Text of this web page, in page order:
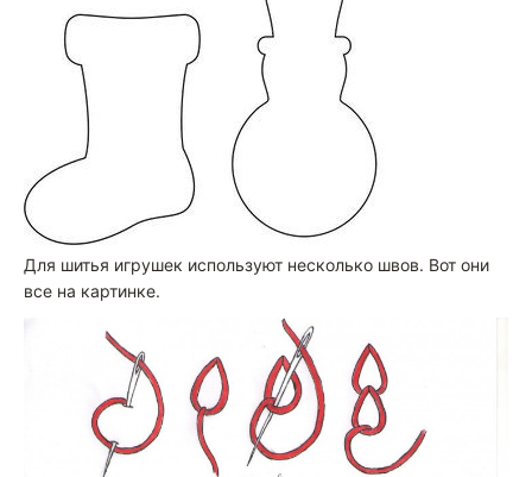
Для шитья игрушек используют несколько швов. Вот они
все на картинке.